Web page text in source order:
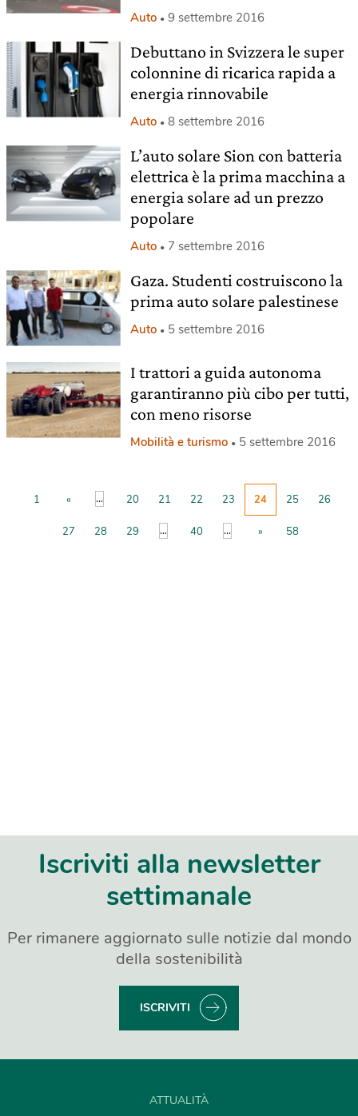
Auto 9 settembre 2016
Debuttano in Svizzera le super
colonnine di ricarica rapida a
energia rinnovabile
Auto 8 settembre 2016
L’auto solare Sion con batteria
elettrica è la prima macchina a
energia solare ad un prezzo
popolare
Auto 7 settembre 2016
Gaza. Studenti costruiscono la
prima auto solare palestinese
Auto 5 settembre 2016
I trattori a guida autonoma
garantiranno più cibo per tutti,
con meno risorse
Mobilità e turismo 5 settembre 2016
1 « ... 20 21 22 23 24 25 26
27 28 29 ... 40 ... » 58
Iscriviti alla newsletter
settimanale
Per rimanere aggiornato sulle notizie dal mondo
della sostenibilità
ISCRIVITI
ATTUALITÀ